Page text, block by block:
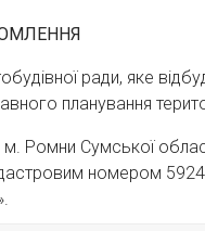
ради, яке
планування
м. Ромни Сумської
номером